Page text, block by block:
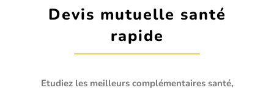
Devis mutuelle santé
rapide
Etudiez les meilleurs complémentaires santé,